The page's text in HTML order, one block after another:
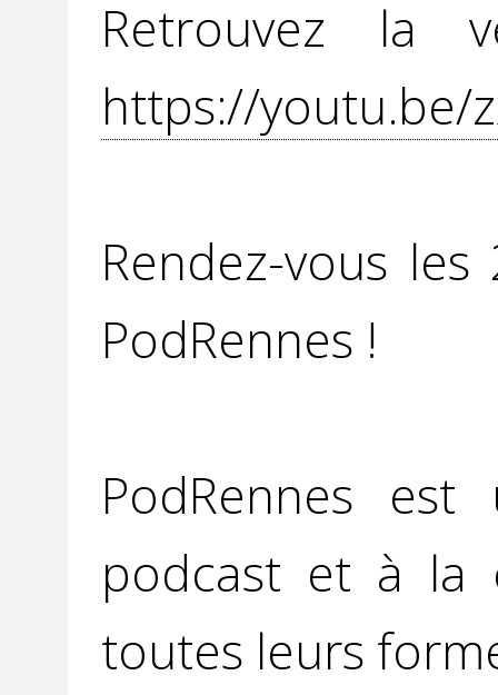
Retrouvez la
https://youtu.be/
Rendez-vous
PodRennes !
PodRennes
podcast et à la
toutes leurs